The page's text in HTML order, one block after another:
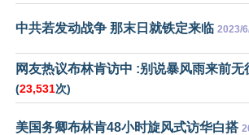
中共若发动战争 那末日就铁定来临 2023/
网友热议布林肯访中 :别说暴风雨来前无
(23,531次)
美国务卿布林肯48小时旋风式访华白搭